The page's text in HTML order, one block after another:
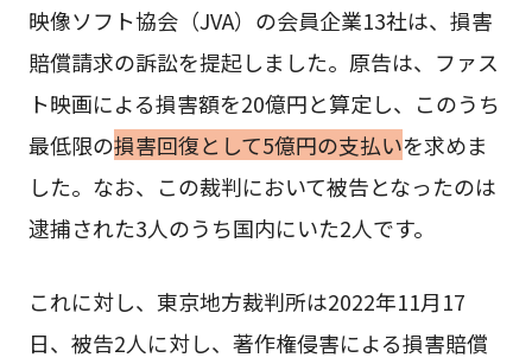
映像ソフト協会（JVA）の会員企業13社は、損害
賠償請求の訴訟を提起しました。原告は、ファス
ト映画による損害額を20億円と算定し、このうち
最低限の損害回復として5億円の支払いを求めま
した。なお、この裁判において被告となったのは
逮捕された3人のうち国内にいた2人です。
これに対し、東京地方裁判所は2022年11月17
日、被告2人に対し、著作権侵害による損害賠償